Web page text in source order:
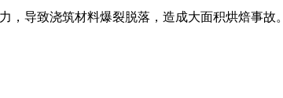
，导致浇筑材料爆裂脱落，造成大面积烘焙事故。